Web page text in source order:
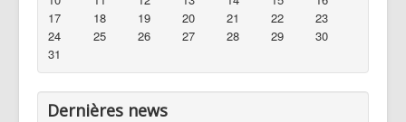
17
18 19 20 21 22
23
24
25 26 27 28 29
30
31
Dernières news